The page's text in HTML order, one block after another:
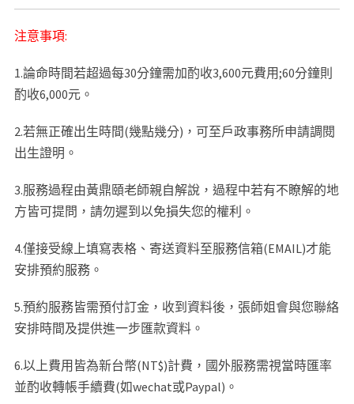
注意事項:
1.論命時間若超過每30分鐘需加酌收3,600元費用;60分鐘則
酌收6,000元。
2.若無正確出生時間(幾點幾分)，可至戶政事務所申請調閱
出生證明。
3.服務過程由黃鼎頤老師親自解說，過程中若有不瞭解的地
方皆可提問，請勿遲到以免損失您的權利。
4.僅接受線上填寫表格、寄送資料至服務信箱(EMAIL)才能
安排預約服務。
5.預約服務皆需預付訂金，收到資料後，張師姐會與您聯絡
安排時間及提供進一步匯款資料。
6.以上費用皆為新台幣(NT$)計費，國外服務需視當時匯率
並酌收轉帳手續費(如wechat或Paypal)。